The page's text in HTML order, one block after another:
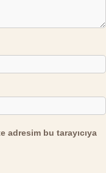
adresim bu tarayıcıya